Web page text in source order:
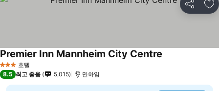
공유 즐
3 성급 호텔
Premier Inn Mannheim City Centre
8.5 최고 좋음 5,015 만하임